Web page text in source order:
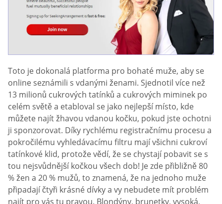
Toto je dokonalá platforma pro bohaté muže, aby se
online seznámili s vdanými ženami. Sjednotil více než
13 milionů cukrových tatínků a cukrových miminek po
celém světě a etabloval se jako nejlepší místo, kde
můžete najít žhavou vdanou kočku, pokud jste ochotni
ji sponzorovat. Díky rychlému registračnímu procesu a
pokročilému vyhledávacímu filtru mají všichni cukroví
tatínkové klid, protože vědí, že se chystají pobavit se s
tou nejsvůdnější kočkou všech dob! Je zde přibližně 80
% žen a 20 % mužů, to znamená, že na jednoho muže
připadají čtyři krásné dívky a vy nebudete mít problém
najít pro vás tu pravou. Blondýny, brunetky, vysoká,